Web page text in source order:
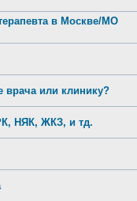
в Москве/МО
врача или клинику?
НЯК, ЖКЗ, и тд.